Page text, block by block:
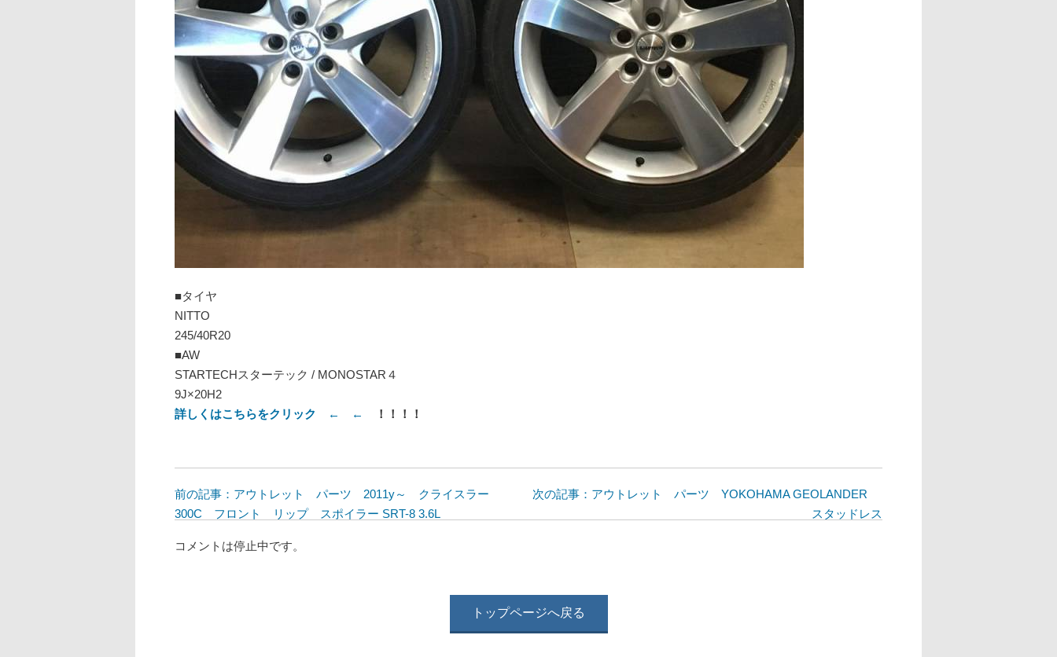
■タイヤ
NITTO
245/40R20
■AW
STARTECHスターテック / MONOSTAR４
9J×20H2
詳しくはこちらをクリック ← ←
！！！！
前の記事：アウトレット パーツ 2011y～ クライスラー
300C フロント リップ スポイラー SRT-8 3.6L
次の記事：アウトレット パーツ YOKOHAMA GEOLANDER
スタッドレス
コメントは停止中です。
トップページへ戻る